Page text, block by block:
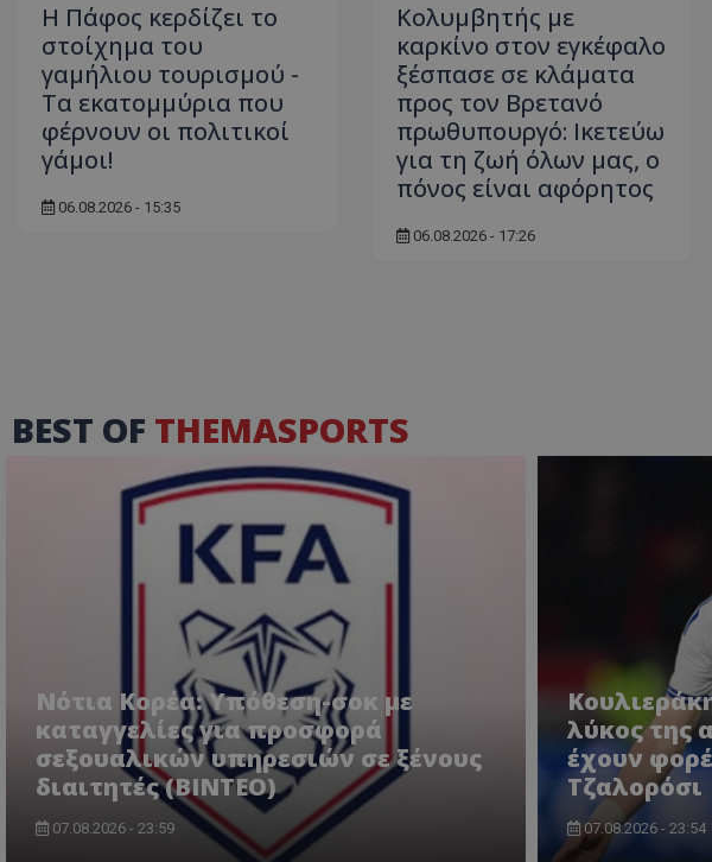
Η Πάφος κερδίζει το
στοίχημα του
γαμήλιου τουρισμού -
Τα εκατομμύρια που
φέρνουν οι πολιτικοί
γάμοι!
06.08.2026 - 15:35
Κολυμβητής με
καρκίνο στον εγκέφαλο
ξέσπασε σε κλάματα
προς τον Βρετανό
πρωθυπουργό: Ικετεύω
για τη ζωή όλων μας, ο
πόνος είναι αφόρητος
06.08.2026 - 17:26
BEST OF THEMASPORTS
Νότια Κορέα: Υπόθεση-σοκ με
καταγγελίες για προσφορά
σεξουαλικών υπηρεσιών σε ξένους
διαιτητές (BINTEO)
07.08.2026 - 23:59
λύκος της
έχουν
Τζαλορόσι
07.08.2026 - 23:54